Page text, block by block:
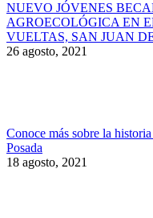
NUEVO JÓVENES
AGROECOLÓGICA EN
VUELTAS, SAN JUAN
26 agosto, 2021
Conoce más sobre la
Posada
18 agosto, 2021